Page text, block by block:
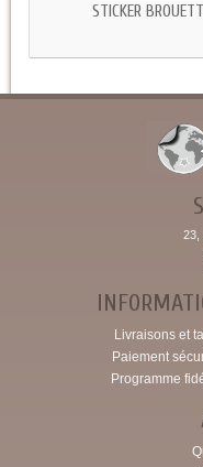
STICKER
23,
Livraisons et
Paiement
Programme